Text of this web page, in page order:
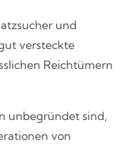
und
versteckte
Reichtümern
unbegründet sind,
von